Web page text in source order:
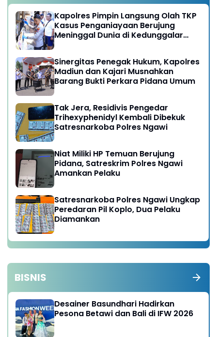
Kapolres Pimpin Langsung Olah TKP
Kasus Penganiayaan Berujung
Meninggal Dunia di Kedunggalar
Sinergitas Penegak Hukum, Kapolres
Madiun dan Kajari Musnahkan
Barang Bukti Perkara Pidana Umum
Tak Jera, Residivis Pengedar
Trihexyphenidyl Kembali Dibekuk
Satresnarkoba Polres Ngawi
Niat Miliki HP Temuan Berujung
Pidana, Satreskrim Polres Ngawi
Amankan Pelaku
Satresnarkoba Polres Ngawi Ungkap
Peredaran Pil Koplo, Dua Pelaku
Diamankan
BISNIS
Desainer Basundhari Hadirkan
Pesona Betawi dan Bali di IFW 2026